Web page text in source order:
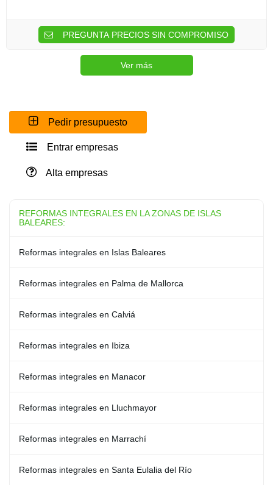
PREGUNTA PRECIOS SIN COMPROMISO
Ver más
Pedir presupuesto
Entrar empresas
Alta empresas
REFORMAS INTEGRALES EN LA ZONAS DE ISLAS
BALEARES:
Reformas integrales en Islas Baleares
Reformas integrales en Palma de Mallorca
Reformas integrales en Calviá
Reformas integrales en Ibiza
Reformas integrales en Manacor
Reformas integrales en Lluchmayor
Reformas integrales en Marrachí
Reformas integrales en Santa Eulalia del Río